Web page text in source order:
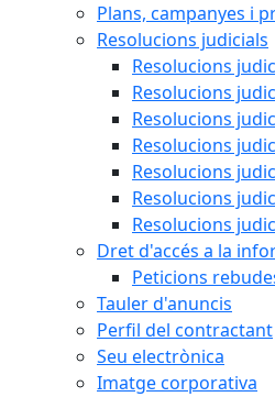
Plans, campanyes i
Resolucions judicials
Resolucions
Resolucions
Resolucions
Resolucions
Resolucions
Resolucions
Resolucions
Dret d'accés a la
Peticions
Tauler d'anuncis
Perfil del contractant
Seu electrònica
Imatge corporativa